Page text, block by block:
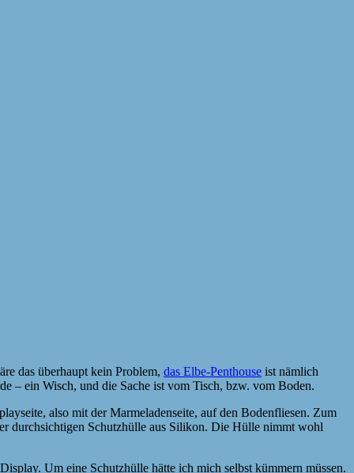
das überhaupt kein Problem, das Elbe-Penthouse ist nämlich
– ein Wisch, und die Sache ist vom Tisch, bzw. vom Boden.
also mit der Marmeladenseite, auf den Bodenfliesen. Zum
durchsichtigen Schutzhülle aus Silikon. Die Hülle nimmt wohl
Um eine Schutzhülle hätte ich mich selbst kümmern müssen.